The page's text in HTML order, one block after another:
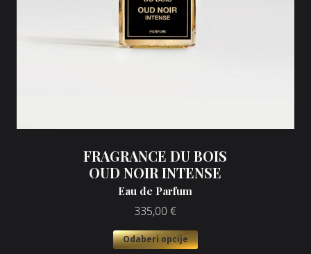
FRAGRANCE DU BOIS
OUD NOIR INTENSE
Eau de Parfum
335,00 €
Odaberi opcije